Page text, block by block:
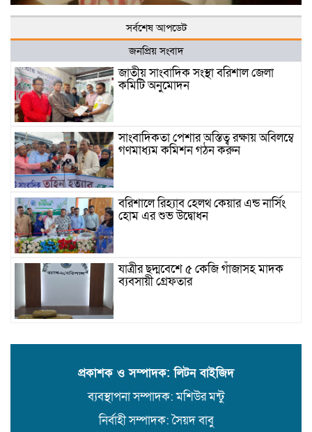
সর্বশেষ আপডেট
জনপ্রিয় সংবাদ
জাতীয় সাংবাদিক সংস্থা বরিশাল জেলা
কমিটি অনুমোদন
সাংবাদিকতা পেশার অস্তিত্ব রক্ষায় অবিলম্বে
গণমাধ্যম কমিশন গঠন করুন
বরিশালে রিহ্যাব হেলথ কেয়ার এন্ড নার্সিং
হোম এর শুভ উদ্বোধন
যাত্রীর ছদ্মবেশে ৫ কেজি গাঁজাসহ মাদক
ব্যবসায়ী গ্রেফতার
সেবীর ১৪ বছরে কিশোরী কন্যাকে বিয়ে,
বরিশাল সংস্কৃতিকেন্দ্রের ৩৬ জুলাই
সেমিনার
প্রকাশক ও সম্পাদক: লিটন বাইজিদ
ব্যবস্থাপনা সম্পাদক: মশিউর মন্টু
নির্বাহী সম্পাদক: সৈয়দ বাবু